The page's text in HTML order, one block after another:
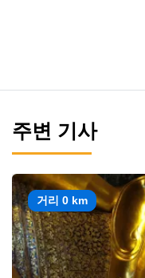
주변 기사
거리 0 km